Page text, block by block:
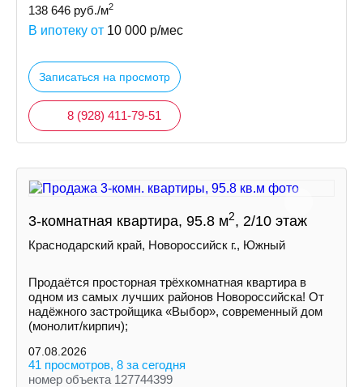
138 646 руб./м2
В ипотеку от 10 000 р/мес
Записаться на просмотр
8 (928) 411-79-51
3-комнатная квартира, 95.8 м2, 2/10 этаж
Краснодарский край, Новороссийск г., Южный
Продаётся просторная трёхкомнатная квартира в
одном из самых лучших районов Новороссийска! От
надёжного застройщика «Выбор», современный дом
(монолит/кирпич);
07.08.2026
41 просмотров, 8 за сегодня
номер объекта 127744399